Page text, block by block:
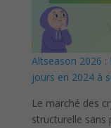
Altseason 2026 :
jours en 2024 à
Le marché des
structurelle sans